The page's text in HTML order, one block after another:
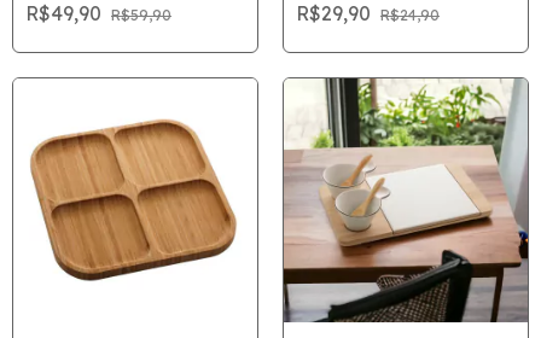
R$49,90 R$59,90 R$29,90 R$24,90